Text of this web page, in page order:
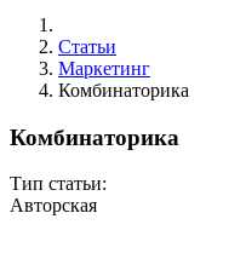
Статьи
Маркетинг
Комбинаторика
Комбинаторика
Тип статьи:
Авторская